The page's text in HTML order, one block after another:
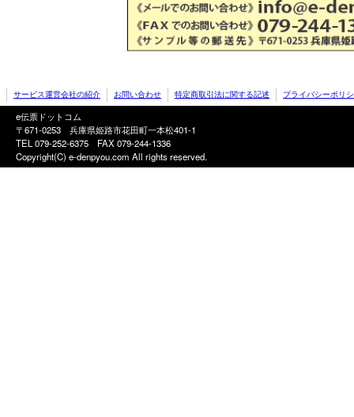
サービス運営会社の紹介 お問い合わせ 特定商取引法に関する記述 プライバシーポリ
e伝票ドットコム
〒671-0253 兵庫県姫路市花田町一本松401-1
TEL 079-252-6375 FAX 079-244-1336
Copyright(C) e-denpyou.com All rights reserved.